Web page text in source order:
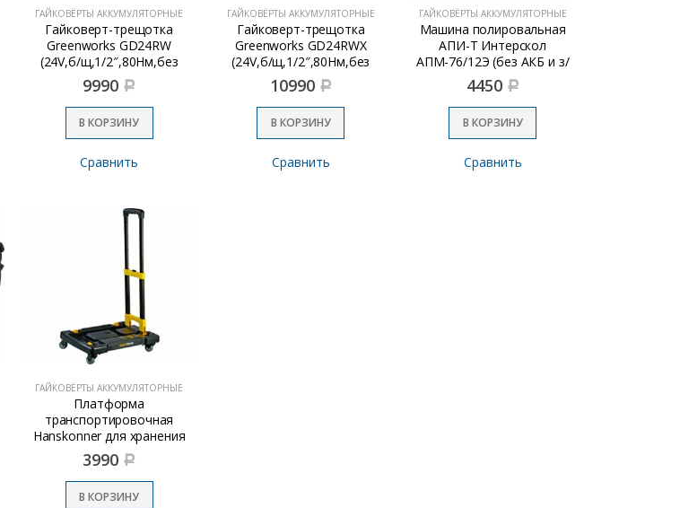
ГАЙКОВЁРТЫ АККУМУЛЯТОРНЫЕ
Гайковерт-трещотка
Greenworks GD24RW
(24V,б/щ,1/2″,80Нм,без
АКБ и ЗУ, сумка)
9990 Р
В КОРЗИНУ
Сравнить
ГАЙКОВЁРТЫ АККУМУЛЯТОРНЫЕ
Гайковерт-трещотка
Greenworks GD24RWX
(24V,б/щ,1/2″,80Нм,без
АКБ и ЗУ)
10990 Р
В КОРЗИНУ
Сравнить
ГАЙКОВЁРТЫ АККУМУЛЯТОРНЫЕ
Машина полировальная
АПИ-Т Интерскол
АПМ-76/12Э (без АКБ и з/
у)
4450 Р
В КОРЗИНУ
Сравнить
ГАЙКОВЁРТЫ АККУМУЛЯТОРНЫЕ
Платформа
транспортировочная
Hanskonner для хранения
555х370х120мм
3990 Р
В КОРЗИНУ